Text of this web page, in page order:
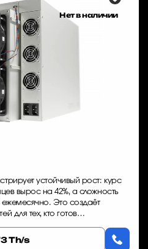
устойчивый рост: курс
вырос на 42%, а сложность
ежемесячно. Это создаёт
для тех, кто готов
Th/s
Нет в наличии